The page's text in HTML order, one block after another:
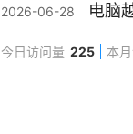
2026-06-28 电脑
今日访问量 225 本